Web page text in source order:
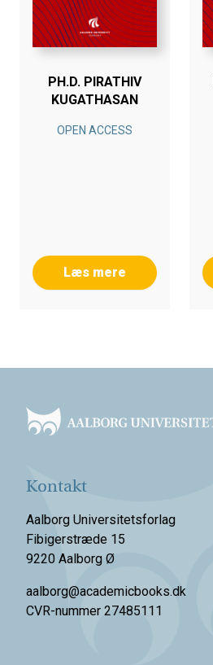
PH.D. PIRATHIV
KUGATHASAN
OPEN ACCESS
Læs mere
Kontakt
Aalborg Universitetsforlag
Fibigerstræde 15
9220 Aalborg Ø
aalborg@academicbooks.dk
CVR-nummer 27485111